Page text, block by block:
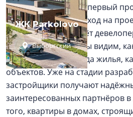
ЖК Parkolovo
Выборгский
поясняет, что это не первый
застройщика, а переход на
финансирование даёт
завтрашнем дне: «Мы видим,
строительства и ввода жилья,
объектов. Уже на стадии
застройщики получают
заинтересованных партнёров
того, квартиры в домах,